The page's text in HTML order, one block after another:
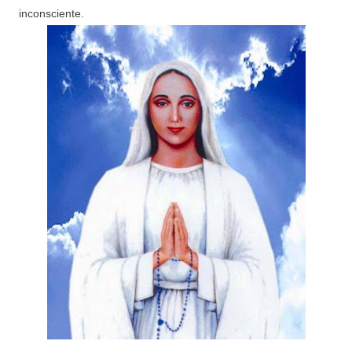
inconsciente.